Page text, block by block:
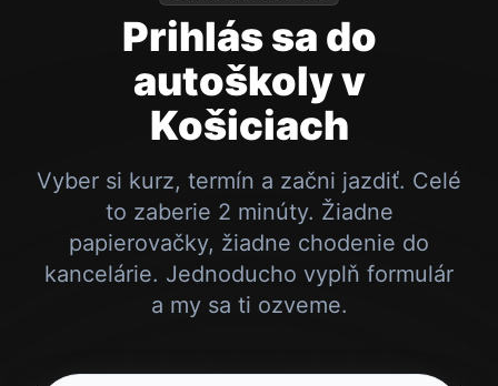
Prihlás sa do
autoškoly v
Košiciach
Vyber si kurz, termín a začni jazdiť. Celé
to zaberie 2 minúty. Žiadne
papierovačky, žiadne chodenie do
kancelárie. Jednoducho vyplň formulár
a my sa ti ozveme.